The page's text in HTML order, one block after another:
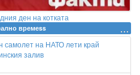
ден на котката
времеss
самолет на НАТО лети край
залив